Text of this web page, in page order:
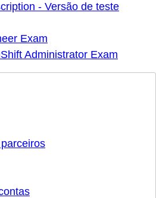
- Versão de teste
Exam
Administrator Exam